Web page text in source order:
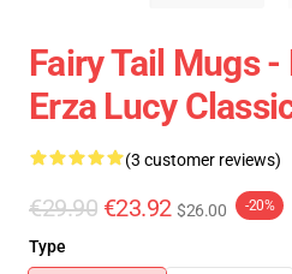
Fairy Tail Mugs -
Erza Lucy
(3 customer reviews)
€29.90 €23.92 $26.00 -20%
Type